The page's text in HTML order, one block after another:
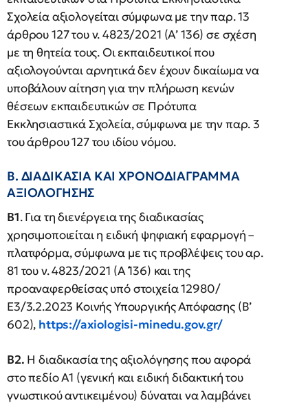
Σχολεία αξιολογείται σύμφωνα με την παρ. 13
άρθρου 127 του ν. 4823/2021 (Α’ 136) σε σχέση
με τη θητεία τους. Οι εκπαιδευτικοί που
αξιολογούνται αρνητικά δεν έχουν δικαίωμα να
υποβάλουν αίτηση για την πλήρωση κενών
θέσεων εκπαιδευτικών σε Πρότυπα
Εκκλησιαστικά Σχολεία, σύμφωνα με την παρ. 3
του άρθρου 127 του ιδίου νόμου.
Β. ΔΙΑΔΙΚΑΣΙΑ ΚΑΙ ΧΡΟΝΟΔΙΑΓΡΑΜΜΑ
ΑΞΙΟΛΟΓΗΣΗΣ
Β1. Για τη διενέργεια της διαδικασίας
χρησιμοποιείται η ειδική ψηφιακή εφαρμογή –
πλατφόρμα, σύμφωνα με τις προβλέψεις του αρ.
81 του ν. 4823/2021 (Α ́136) και της
προαναφερθείσας υπό στοιχεία 12980/
Ε3/3.2.2023 Κοινής Υπουργικής Απόφασης (Β’
602), https://axiologisi-minedu.gov.gr/
Β2. Η διαδικασία της αξιολόγησης που αφορά
στο πεδίο Α1 (γενική και ειδική διδακτική του
γνωστικού αντικειμένου) δύναται να λαμβάνει